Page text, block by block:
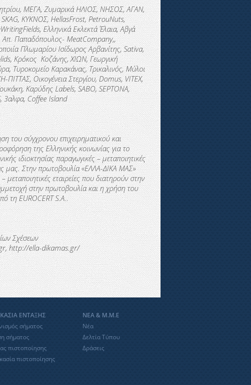
ΜΕΓΑ, Ζυμαρικά ΗΛΙΟΣ, ΝΗΣΟΣ, ΑΓΑΝ,
KΥΚΝΟΣ, HellasFrost, PetrouNuts,
Ελληνικά Εκλεκτά Έλαια, Aβγά
Απ. Παπαδόπουλος- MeatCompany,,
Πλωμαρίου Ισίδωρος Αρβανίτης, Sativa,
Κρόκος Κοζάνης, ΧΙΩΝ, Γεωργική
Τυροκομείο Καρακάνας, Τρικαλινός, Μύλοι
Οικογένεια Στεργίου, Domus, VITEX,
Καρύδης Labels,SABO, SEPTONA,
3αλφα, Coffee Island
του σύγχρονου επιχειρηματικού και
της Ελληνικής κοινωνίας για το
ιδιοκτησίας παραγωγικές – μεταποιητικές
μας. Στην πρωτοβουλία «ΕΛΛΑ-∆ΙΚΑ ΜΑΣ»
εταιρείες που διατηρούν στην
στην πρωτοβουλία και η χρήση του
τηEUROCERT S.A..
Σχέσεων
http://ella-dikamas.gr/
ΕΝΤΑΞΗΣ
σήματος
σήματος
πιστοποίησης
πιστοποίησης
ΝΕΑ & Μ.Μ.Ε
Νέα
Δελτία Τύπου
Δράσεις